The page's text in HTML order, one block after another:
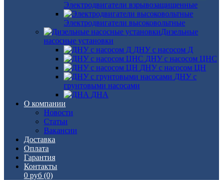
Электродвигатели взрывозащищенные
Электродвигатели высоковольтные
Дизельные
насосные установки
ДНУ с насосом Д
ДНУ с насосом ЦНС
ДНУ с насосом ЦН
ДНУ с
грунтовыми насосами
ДНА
О компании
Новости
Статьи
Вакансии
Доставка
Оплата
Гарантия
Контакты
0 руб (0)